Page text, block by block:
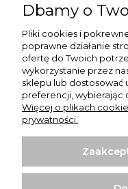
Moje konto
Płatności i dostawa
O nas
Koszulki z
Dbamy o
Pliki cookies i
poprawne działanie
ofertę do Twoich
wykorzystanie przez
sklepu lub dostosować
preferencji, wybierając
Więcej o plikach
prywatności.